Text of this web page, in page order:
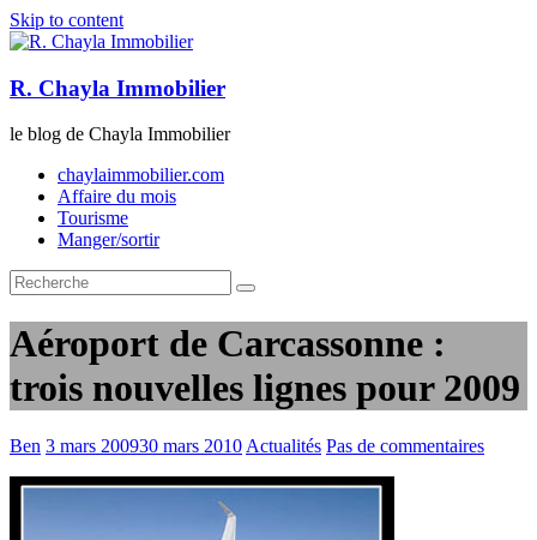
Skip to content
R. Chayla Immobilier
le blog de Chayla Immobilier
chaylaimmobilier.com
Affaire du mois
Tourisme
Manger/sortir
Aéroport de Carcassonne :
trois nouvelles lignes pour 2009
Ben 3 mars 200930 mars 2010 Actualités Pas de commentaires